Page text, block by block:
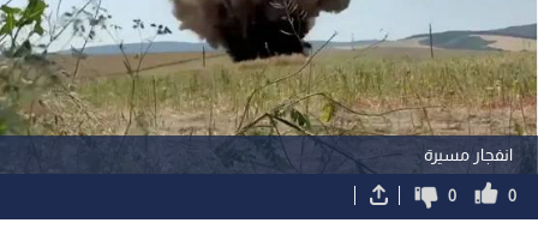
انفجار مسيرة
0
0